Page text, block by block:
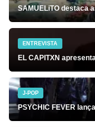
SAMUELiTO destaca
ENTREVISTA
EL CAPITXN
J-POP
PSYCHIC FEVER